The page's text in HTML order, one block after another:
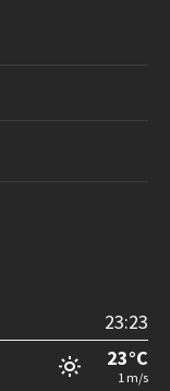
23:23
23°C
1 m/s